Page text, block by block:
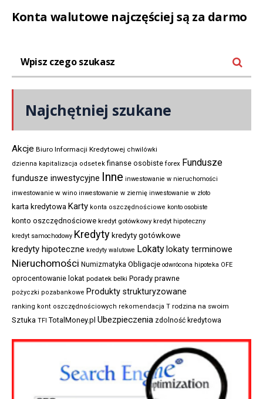
Konta walutowe najczęściej są za darmo
Najchętniej szukane
Akcje Biuro Informacji Kredytowej chwilówki
dzienna kapitalizacja odsetek finanse osobiste forex Fundusze
fundusze inwestycyjne Inne inwestowanie w nieruchomości
inwestowanie w wino inwestowanie w ziemię inwestowanie w złoto
karta kredytowa Karty konta oszczędnościowe konto osobiste
konto oszczędnościowe kredyt gotówkowy kredyt hipoteczny
kredyt samochodowy Kredyty kredyty gotówkowe
kredyty hipoteczne kredyty walutowe Lokatylokaty terminowe
Nieruchomości Numizmatyka Obligacje odwrócona hipoteka OFE
oprocentowanie lokat podatek belki Porady prawne
pożyczki pozabankowe Produkty strukturyzowane
ranking kont oszczędnościowych rekomendacja T rodzina na swoim
Sztuka TFI TotalMoney.pl Ubezpieczenia zdolność kredytowa